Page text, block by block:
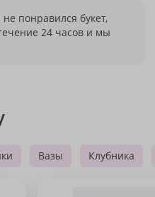
понравился букет,
24 часов и мы
Вазы Клубника